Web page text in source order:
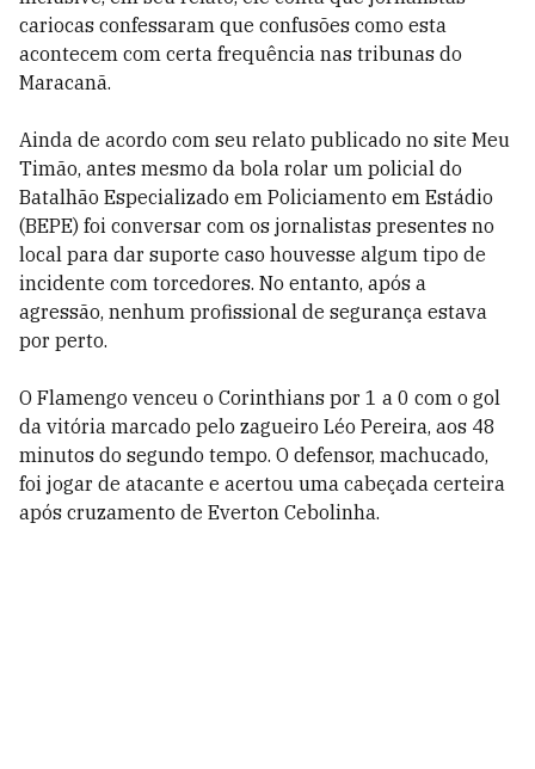
cariocas confessaram que confusões como esta
acontecem com certa frequência nas tribunas do
Maracanã.
Ainda de acordo com seu relato publicado no site Meu
Timão, antes mesmo da bola rolar um policial do
Batalhão Especializado em Policiamento em Estádio
(BEPE) foi conversar com os jornalistas presentes no
local para dar suporte caso houvesse algum tipo de
incidente com torcedores. No entanto, após a
agressão, nenhum profissional de segurança estava
por perto.
O Flamengo venceu o Corinthians por 1 a 0 com o gol
da vitória marcado pelo zagueiro Léo Pereira, aos 48
minutos do segundo tempo. O defensor, machucado,
foi jogar de atacante e acertou uma cabeçada certeira
após cruzamento de Everton Cebolinha.